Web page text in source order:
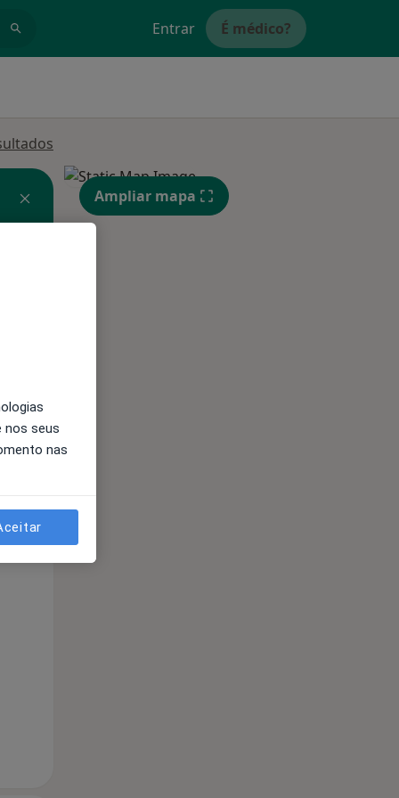
Entrar É médico?
Segunda-feira
Ampliar mapa
nos seus
nas